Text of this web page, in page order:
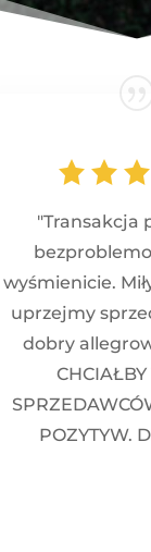
"Transakcja
wyśmienicie.
uprzejmy
dobry
CHCIAŁBY
POZYTYW.